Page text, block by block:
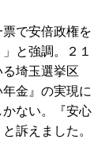
で安倍政権を
と強調。２１
埼玉選挙区
金』の実現に
ない。『安心
訴えました。